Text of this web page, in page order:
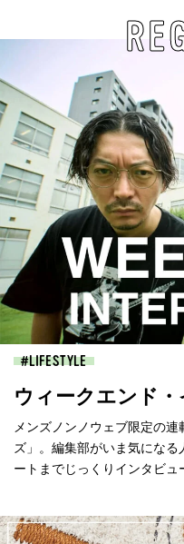
LIFESTYLE
ウィークエンド
メンズノンノウェブ限定の
ズ」。編集部がいま気にな
ートまでじっくりインタビュ